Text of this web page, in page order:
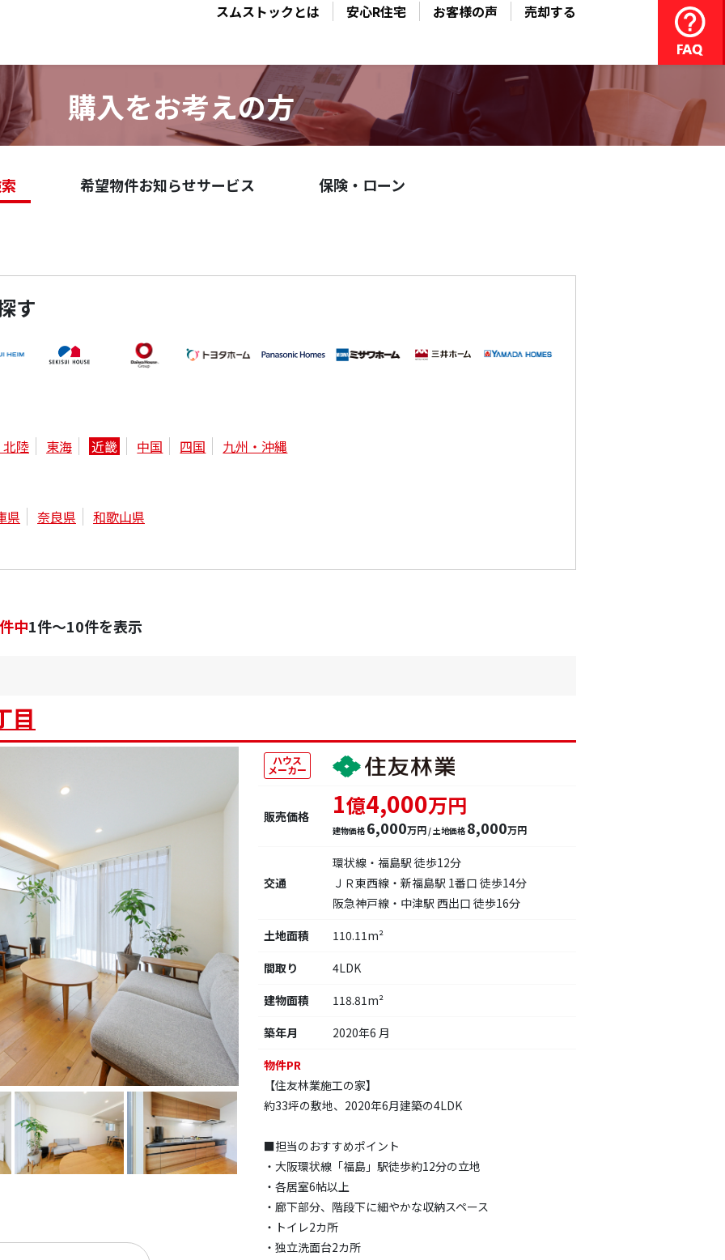
スムストックとは 安心R住宅 お客様の声 売却する
購入をお考えの方
希望物件お知らせサービス 保険・ローン
す
陸 東海 近畿 中国 四国 九州・沖縄
県 奈良県 和歌山県
件中1件～10件を表示
目
ハウス
メーカー
販売価格 1億4,000万円
建物価格 6,000万円/ 土地価格 8,000万円
交通
環状線・福島駅 徒歩12分
ＪＲ東西線・新福島駅 1番口 徒歩14分
阪急神戸線・中津駅 西出口 徒歩16分
土地面積
110.11m²
間取り
4LDK
建物面積
118.81m²
築年月
2020年6 月
物件PR
【住友林業施工の家】
約33坪の敷地、2020年6月建築の4LDK
■担当のおすすめポイント
・大阪環状線「福島」駅徒歩約12分の立地
・各居室6帖以上
・廊下部分、階段下に細やかな収納スペース
・トイレ2カ所
・独立洗面台2カ所